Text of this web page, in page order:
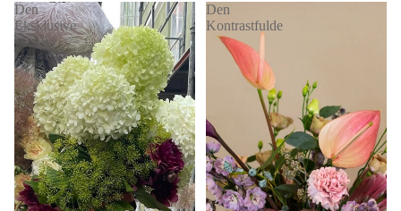
Den
Eksklusive
Den
Kontrastfulde